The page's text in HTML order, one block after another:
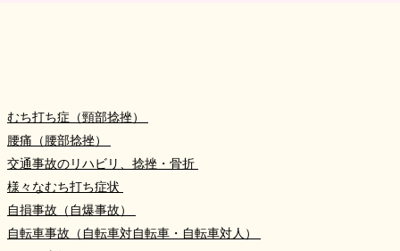
むち打ち症（頸部捻挫）
腰痛（腰部捻挫）
交通事故のリハビリ、捻挫・骨折
様々なむち打ち症状
自損事故（自爆事故）
自転車事故（自転車対自転車・自転車対人）